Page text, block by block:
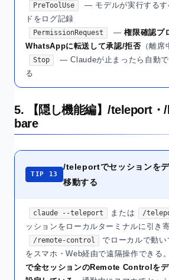
PreToolUse
— モデルが実行するす
ドをログ記録
PermissionRequest —権限確認プ
WhatsAppに転送して承認/拒否（離席
Stop
— Claudeが止まったら自動
る
5. 【隠し機能編】/teleport・
bare
TIP 13
/teleportでセッションを
移動する
claude --teleport または /
ッションをローカルターミナルに引き
/remote-control
でローカルで動
をスマホ・Web経由で遠隔操作できる。
で全セッションのRemote Controlを